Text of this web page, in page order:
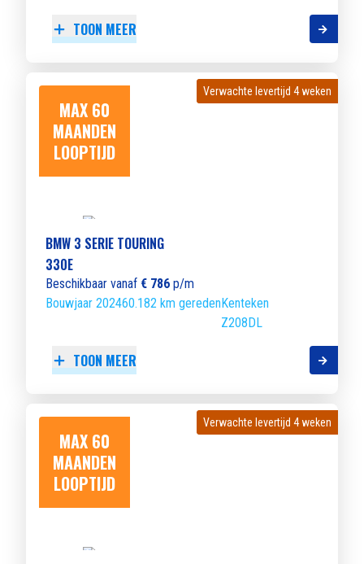
TOON MEER
MAX 60
MAANDEN
LOOPTIJD
Verwachte levertijd 4 weken
Verwachte levertijd 4 weken
BMW 3 SERIE TOURING
330E
Beschikbaar vanaf € 786 p/m
Bouwjaar 202460.182 km geredenKenteken
Z208DL
TOON MEER
MAX 60
MAANDEN
LOOPTIJD
Verwachte levertijd 4 weken
Verwachte levertijd 4 weken